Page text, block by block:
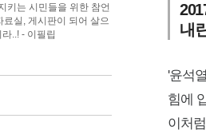
내
'윤석
힘에
이처
키는 시민들을 위한 참언
료실, 게시판이 되어 살으
라..!
이필립